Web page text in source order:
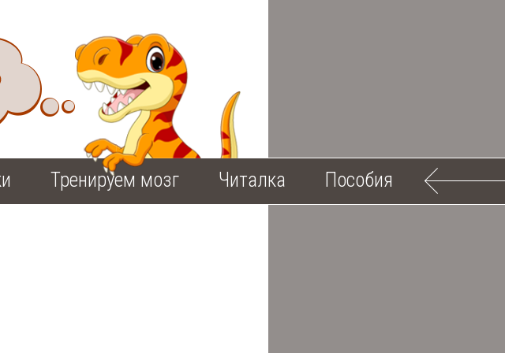
Тренируем мозг Читалка Пособия